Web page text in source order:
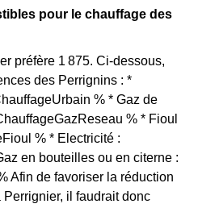
pour le chauffage des
préfère 1 875. Ci-dessous,
des Perrignins : *
% * Gaz de
% * Fioul
% * Electricité :
en bouteilles ou en citerne :
Afin de favoriser la réduction
il faudrait donc